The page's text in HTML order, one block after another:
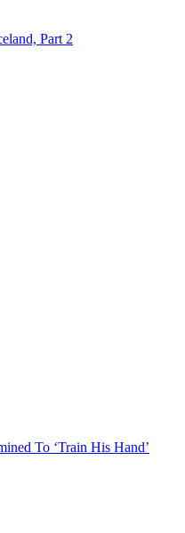
Part 2
To ‘Train His Hand’